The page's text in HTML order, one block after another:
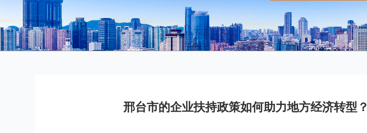
邢台市的企业扶持政策如何助力地方经济转型？